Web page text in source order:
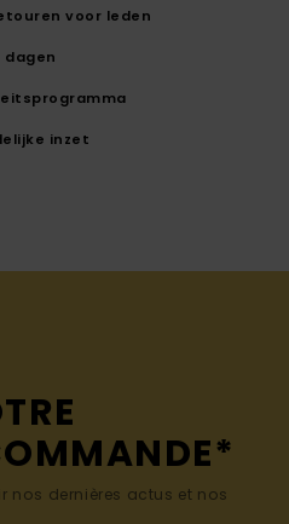
voor leden
dagen
inzet
nos dernières actus et nos